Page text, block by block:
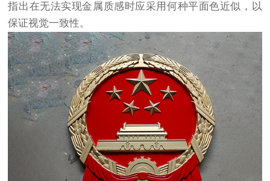
指出在无法实现金属质感时应采用何种平面色近似，以
保证视觉一致性。